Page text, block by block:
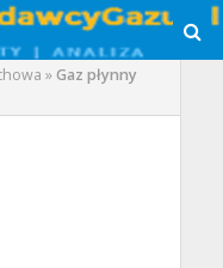
»Gaz płynny